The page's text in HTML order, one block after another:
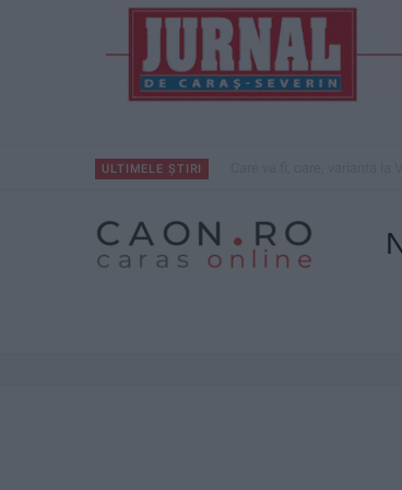
ULTIMELE ȘTIRI